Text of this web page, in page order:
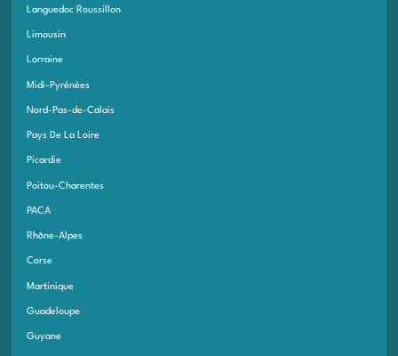
Languedoc Roussillon
Limousin
Lorraine
Midi-Pyrénées
Nord-Pas-de-Calais
Pays De La Loire
Picardie
Poitou-Charentes
PACA
Rhône-Alpes
Corse
Martinique
Guadeloupe
Guyane